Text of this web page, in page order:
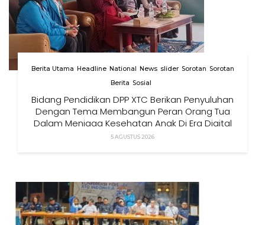
Berita Utama Headline National News slider Sorotan Sorotan
Berita Sosial
Bidang Pendidikan DPP XTC Berikan Penyuluhan
Dengan Tema Membangun Peran Orang Tua
Dalam Menjaga Kesehatan Anak Di Era Digital
5 AGUSTUS 2026